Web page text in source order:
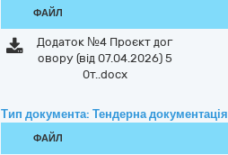
ФАЙЛ
Додаток №4 Проєкт дог
овору (від 07.04.2026) 5
0т..docx
Тип документа: Тендерна документація
ФАЙЛ